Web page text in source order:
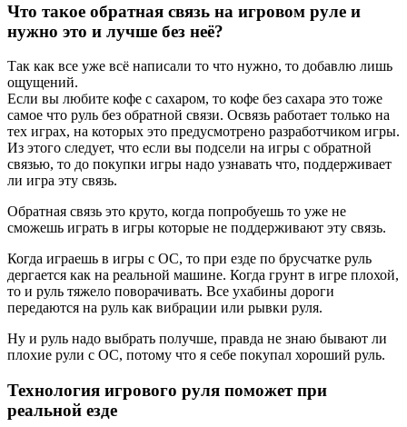
Что такое обратная связь на игровом руле и
нужно это и лучше без неё?
Так как все уже всё написали то что нужно, то добавлю лишь
ощущений.
Если вы любите кофе с сахаром, то кофе без сахара это тоже
самое что руль без обратной связи. Освязь работает только на
тех играх, на которых это предусмотрено разработчиком игры.
Из этого следует, что если вы подсели на игры с обратной
связью, то до покупки игры надо узнавать что, поддерживает
ли игра эту связь.
Обратная связь это круто, когда попробуешь то уже не
сможешь играть в игры которые не поддерживают эту связь.
Когда играешь в игры с ОС, то при езде по брусчатке руль
дергается как на реальной машине. Когда грунт в игре плохой,
то и руль тяжело поворачивать. Все ухабины дороги
передаются на руль как вибрации или рывки руля.
Ну и руль надо выбрать получше, правда не знаю бывают ли
плохие рули с ОС, потому что я себе покупал хороший руль.
Технология игрового руля поможет при
реальной езде